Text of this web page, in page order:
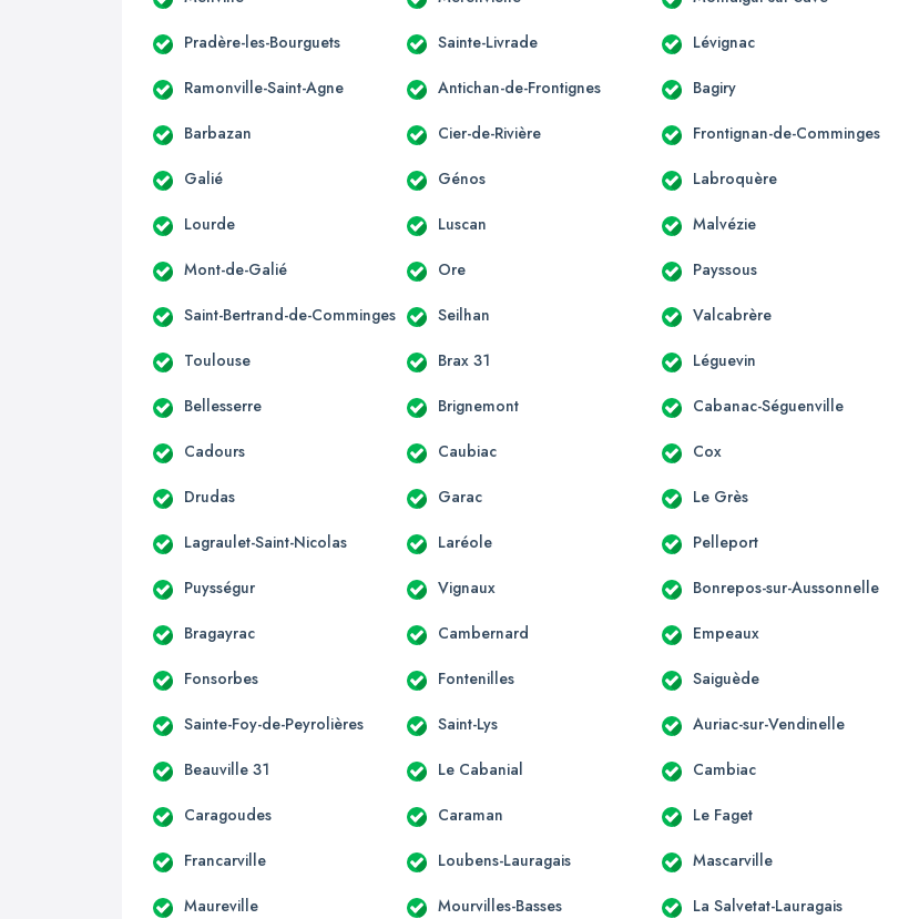
Pradère-les-Bourguets Sainte-Livrade Lévignac
Ramonville-Saint-Agne Antichan-de-Frontignes Bagiry
Barbazan Cier-de-Rivière Frontignan-de-Comminges
Galié Génos Labroquère
Lourde Luscan Malvézie
Mont-de-Galié Ore Payssous
Saint-Bertrand-de-Comminges Seilhan Valcabrère
Toulouse Brax 31 Léguevin
Bellesserre Brignemont Cabanac-Séguenville
Cadours Caubiac Cox
Drudas Garac Le Grès
Lagraulet-Saint-Nicolas Laréole Pelleport
Puysségur Vignaux Bonrepos-sur-Aussonnelle
Bragayrac Cambernard Empeaux
Fonsorbes Fontenilles Saiguède
Sainte-Foy-de-Peyrolières Saint-Lys Auriac-sur-Vendinelle
Beauville 31 Le Cabanial Cambiac
Caragoudes Caraman Le Faget
Francarville Loubens-Lauragais Mascarville
Maureville Mourvilles-Basses La Salvetat-Lauragais